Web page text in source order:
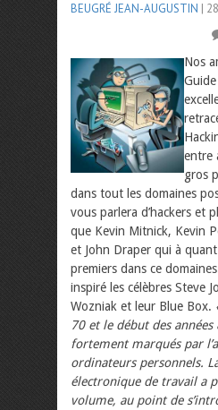
BEUGRÉ JEAN-AUGUSTIN |
Nos
entre
gros
dans tout les domaines
vous parlera d’hackers et
que Kevin Mitnick, Kevin
et John Draper qui à quant
premiers dans ce
inspiré les célèbres Steve
Wozniak et leur Blue Box.
70 et le début des
fortement marqués par
ordinateurs personnels.
électronique de travail a
volume, au point de